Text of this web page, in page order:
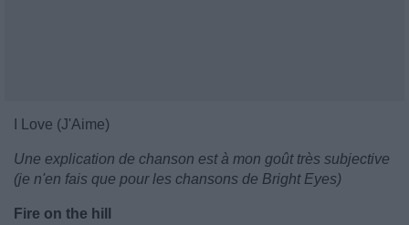
I Love (J'Aime)
Une explication de chanson est à mon goût très subjective
(je n'en fais que pour les chansons de Bright Eyes)
Fire on the hill